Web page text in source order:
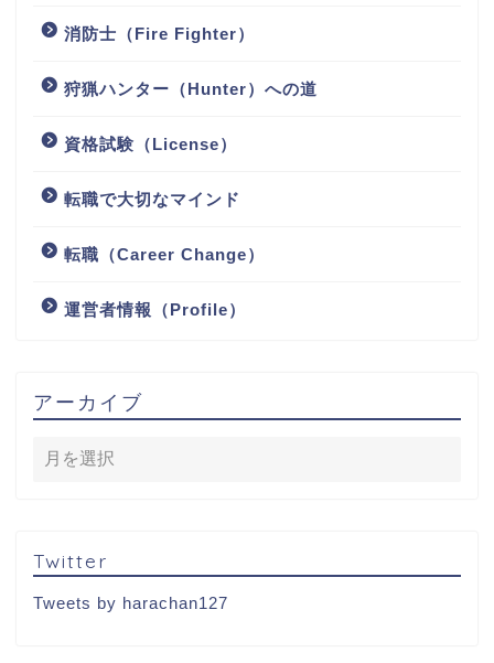
消防士（Fire Fighter）
狩猟ハンター（Hunter）への道
資格試験（License）
転職で大切なマインド
転職（Career Change）
運営者情報（Profile）
アーカイブ
Twitter
Tweets by harachan127